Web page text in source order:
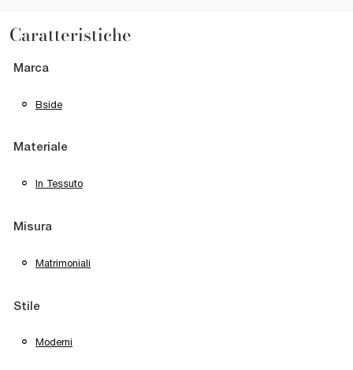
Caratteristiche
Marca
Bside
Materiale
In Tessuto
Misura
Matrimoniali
Stile
Moderni